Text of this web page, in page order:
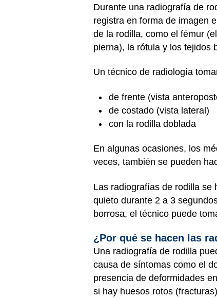
Durante una radiografía de
registra en forma de imagen
de la rodilla, como el fémur
pierna), la rótula y los tejidos
Un técnico de radiología
de frente (vista
de costado (vista lateral)
con la rodilla doblada
En algunas ocasiones, los
veces, también se pueden
Las radiografías de rodilla se
quieto durante 2 a 3
borrosa, el técnico puede
¿Por qué se hacen las
Una radiografía de rodilla
causa de síntomas como el
presencia de deformidades
si hay huesos rotos